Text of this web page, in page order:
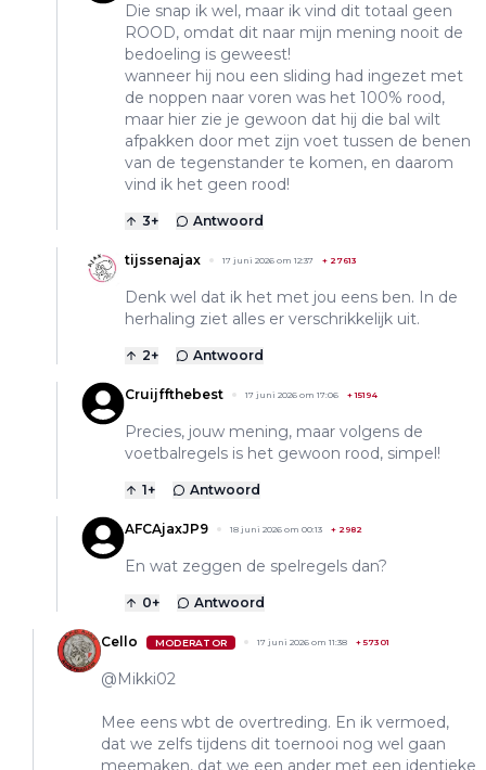
Die snap ik wel, maar ik vind dit totaal geen
ROOD, omdat dit naar mijn mening nooit de
bedoeling is geweest!
wanneer hij nou een sliding had ingezet met
de noppen naar voren was het 100% rood,
maar hier zie je gewoon dat hij die bal wilt
afpakken door met zijn voet tussen de benen
van de tegenstander te komen, en daarom
vind ik het geen rood!
3+ Antwoord
tijssenajax 17 juni 2026 om 12:37 + 27613
Denk wel dat ik het met jou eens ben. In de
herhaling ziet alles er verschrikkelijk uit.
2+ Antwoord
Cruijffthebest 17 juni 2026 om 17:06 +15194
Precies, jouw mening, maar volgens de
voetbalregels is het gewoon rood, simpel!
1+ Antwoord
AFCAjaxJP9 18 juni 2026 om 00:13 + 2982
En wat zeggen de spelregels dan?
0+ Antwoord
Cello MODERATOR 17 juni 2026 om 11:38 +57301
@Mikki02
Mee eens wbt de overtreding. En ik vermoed,
dat we zelfs tijdens dit toernooi nog wel gaan
meemaken, dat we een ander met een identieke